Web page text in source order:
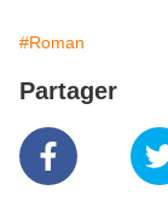
#Roman
Partager